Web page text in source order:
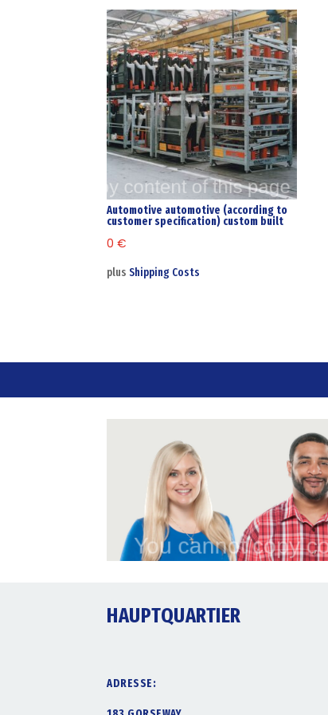
Automotive automotive (according to
customer specification) custom built
0€
plusShipping Costs
HAUPTQUARTIER
ADRESSE: